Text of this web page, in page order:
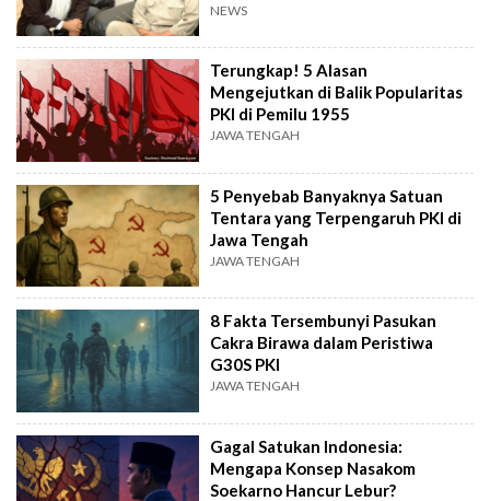
NEWS
Terungkap! 5 Alasan
Mengejutkan di Balik Popularitas
PKI di Pemilu 1955
JAWA TENGAH
5 Penyebab Banyaknya Satuan
Tentara yang Terpengaruh PKI di
Jawa Tengah
JAWA TENGAH
8 Fakta Tersembunyi Pasukan
Cakra Birawa dalam Peristiwa
G30S PKI
JAWA TENGAH
Gagal Satukan Indonesia:
Mengapa Konsep Nasakom
Soekarno Hancur Lebur?